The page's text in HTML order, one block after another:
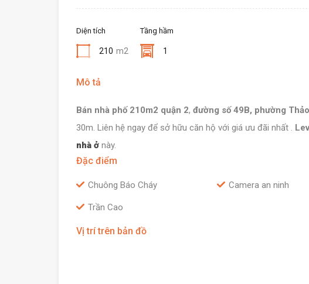
Diện tích
210 m2
Tầng hầm
1
Mô tả
Bán nhà phố 210m2 quận 2, đường số 49B, phường
30m. Liên hệ ngay để sở hữu căn hộ với giá ưu đãi nhất .
nhà ở này.
Đặc điểm
Chuông Báo Cháy Camera an ninh
Trần Cao
Vị trí trên bản đồ